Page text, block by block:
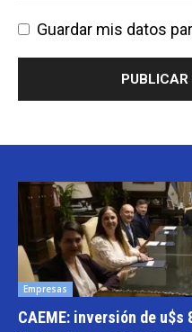
Guardar mis datos
Empresas
CAEME: inversión de u$s